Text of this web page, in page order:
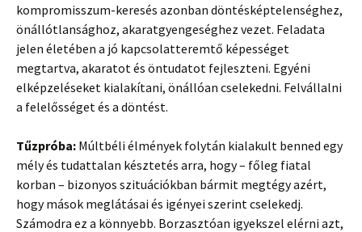
kompromisszum-keresés azonban döntésképtelenséghez,
önállótlansághoz, akaratgyengeséghez vezet. Feladata
jelen életében a jó kapcsolatteremtő képességet
megtartva, akaratot és öntudatot fejleszteni. Egyéni
elképzeléseket kialakítani, önállóan cselekedni. Felvállalni
a felelősséget és a döntést.
Tűzpróba: Múltbéli élmények folytán kialakult benned egy
mély és tudattalan késztetés arra, hogy – főleg fiatal
korban – bizonyos szituációkban bármit megtégy azért,
hogy mások meglátásai és igényei szerint cselekedj.
Számodra ez a könnyebb. Borzasztóan igyekszel elérni azt,